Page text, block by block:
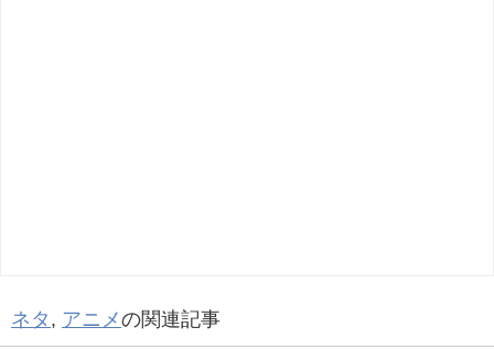
ネタ , アニメの関連記事